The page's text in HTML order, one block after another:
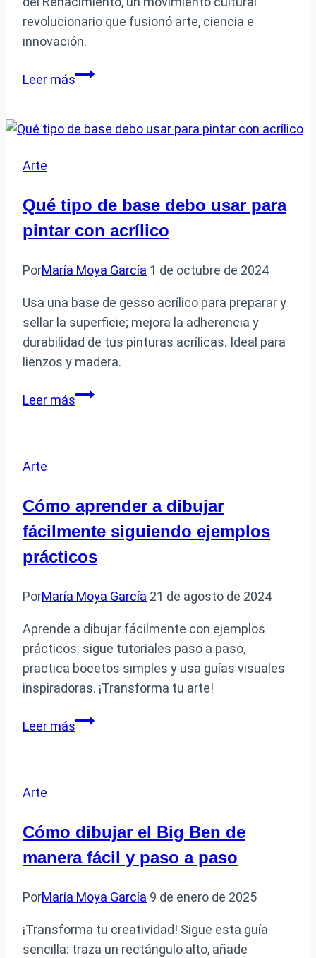
revolucionario que fusionó arte, ciencia e
innovación.
Leer másDe
cultural
da
Vinci
la
Arte
Qué tipo de base debo usar para
pintar con acrílico
PorMaría Moya García 1 de octubre de 2024
Usa una base de gesso acrílico para preparar y
sellar la superficie; mejora la adherencia y
durabilidad de tus pinturas acrílicas. Ideal para
lienzos y madera.
Leer másQué
para
pintar
con
Arte
Cómo aprender a dibujar
fácilmente siguiendo ejemplos
prácticos
PorMaría Moya García 21 de agosto de 2024
Aprende a dibujar fácilmente con ejemplos
prácticos: sigue tutoriales paso a paso,
practica bocetos simples y usa guías visuales
inspiradoras. ¡Transforma tu arte!
Leer másCómo
ejemplos
prácticos
Arte
Cómo dibujar el Big Ben de
manera fácil y paso a paso
PorMaría Moya García 9 de enero de 2025
¡Transforma tu creatividad! Sigue esta guía
sencilla: traza un rectángulo alto, añade